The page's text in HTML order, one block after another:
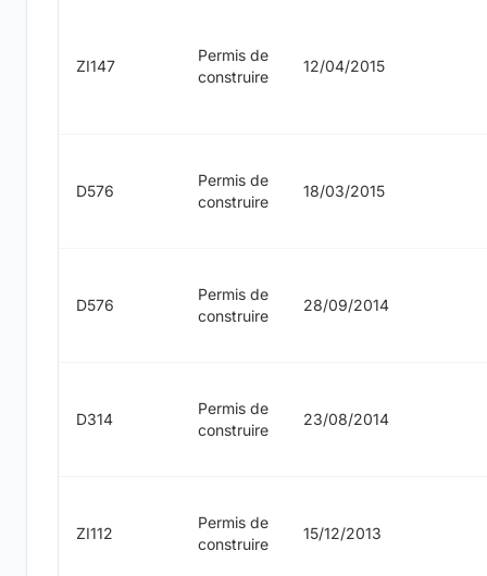
ZI147
Permis de
construire
12/04/2015
D576
Permis de
construire
18/03/2015
D576
Permis de
construire
28/09/2014
D314
Permis de
construire
23/08/2014
ZI112
Permis de
construire
15/12/2013